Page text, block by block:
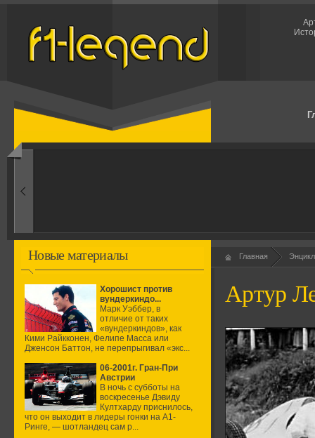
1960-ые
Новые материалы
Хорошист против
вундеркиндо...
Марк Уэббер, в
отличие от таких
«вундеркиндов», как
Кими Райкконен, Фелипе Масса или
Дженсон Баттон, не перепрыгивал «экс...
06-2001г. Гран-При
Австрии
В ночь с субботы на
воскресенье Дэвиду
Култхарду приснилось,
что он выходит в лидеры гонки на А1-
Ринге, — шотландец сам р...
Главная
Артур